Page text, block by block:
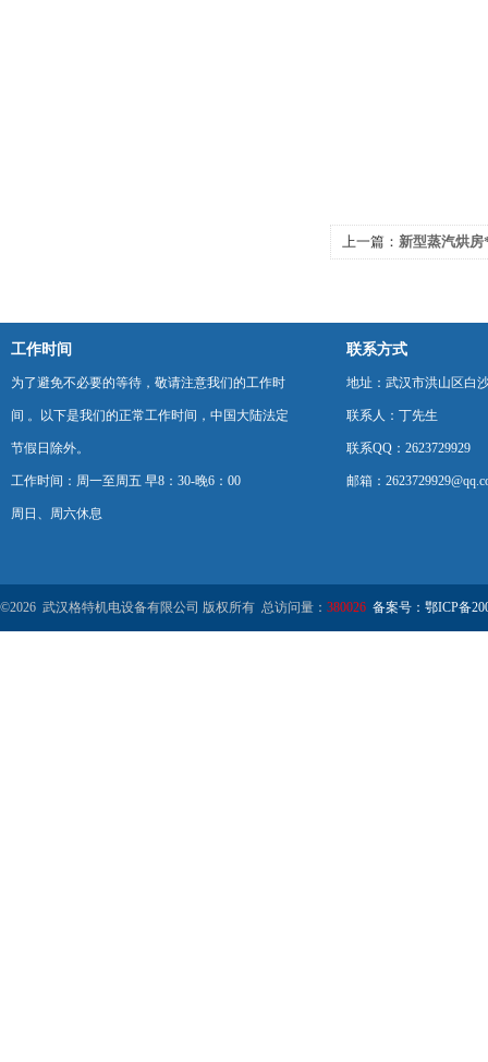
上一篇： 新型蒸汽烘
工作时间
为了避免不必要的等待，敬请注意我们的工作时
间 。以下是我们的正常工作时间，中国大陆法定
节假日除外。
工作时间：周一至周五 早8：30-晚6：00
周日、周六休息
联系方式
地址：武汉市洪山区白
联系人：丁先生
联系QQ：2623729929
邮箱：
©2026 武汉格特机电设备有限公司 版权所有 总访问量： 380026 备案号：鄂ICP备